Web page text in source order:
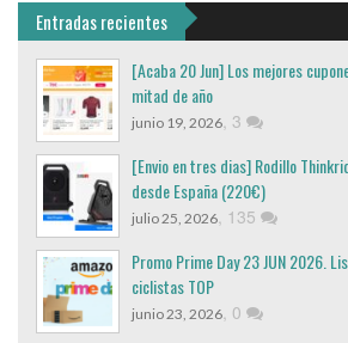
Entradas recientes
[Acaba 20 Jun] Los mejores
mitad de año
junio 19, 2026, 3
[Envio en tres dias] Rodillo
desde España (220€)
julio 25, 2026, 135
Promo Prime Day 23 JUN 2026.
ciclistas TOP
junio 23, 2026, 0